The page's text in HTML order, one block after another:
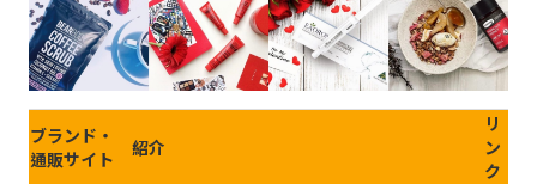
ブランド・
通販サイト
紹介
リ
ン
ク